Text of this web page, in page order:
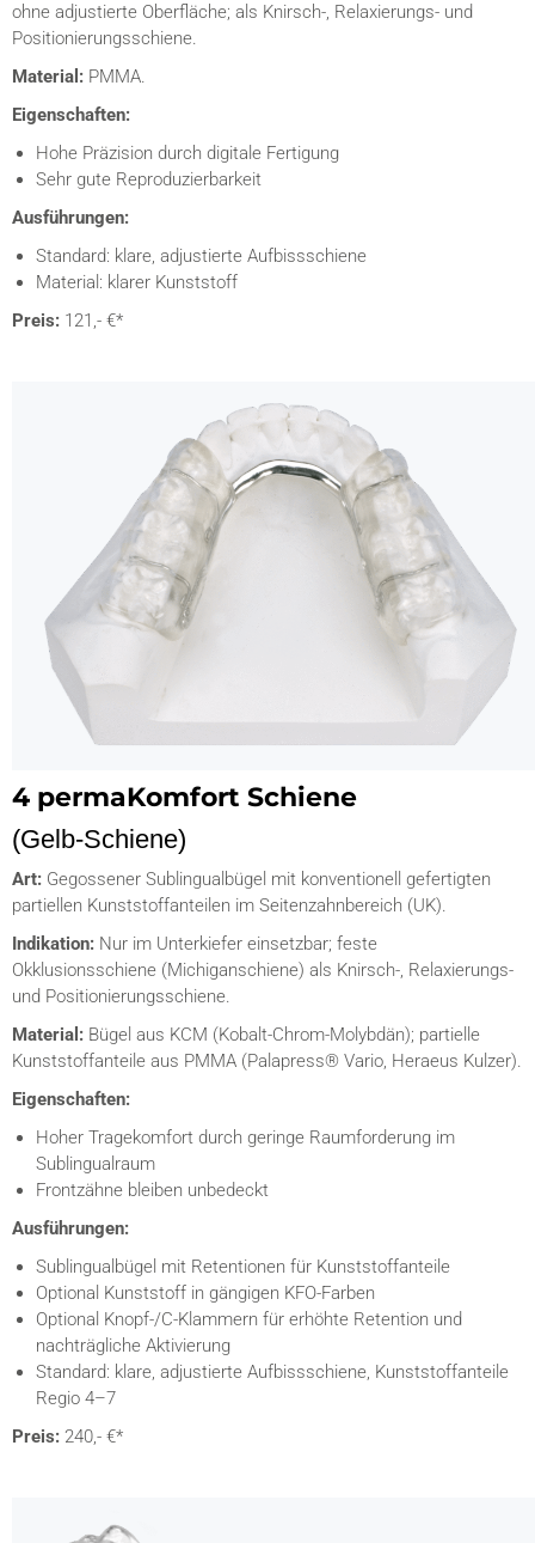
ohne adjustierte Oberfläche; als Knirsch-, Relaxierungs- und
Positionierungsschiene.
Material: PMMA.
Eigenschaften:
Hohe Präzision durch digitale Fertigung
Sehr gute Reproduzierbarkeit
Ausführungen:
Standard: klare, adjustierte Aufbissschiene
Material: klarer Kunststoff
Preis: 121,- €*
4 permaKomfort Schiene
(Gelb-Schiene)
Art: Gegossener Sublingualbügel mit konventionell gefertigten
partiellen Kunststoffanteilen im Seitenzahnbereich (UK).
Indikation: Nur im Unterkiefer einsetzbar; feste
Okklusionsschiene (Michiganschiene) als Knirsch-, Relaxierungs-
und Positionierungsschiene.
Material: Bügel aus KCM (Kobalt-Chrom-Molybdän); partielle
Kunststoffanteile aus PMMA (Palapress® Vario, Heraeus Kulzer).
Eigenschaften:
Hoher Tragekomfort durch geringe Raumforderung im
Sublingualraum
Frontzähne bleiben unbedeckt
Ausführungen:
Sublingualbügel mit Retentionen für Kunststoffanteile
Optional Kunststoff in gängigen KFO-Farben
Optional Knopf-/C-Klammern für erhöhte Retention und
nachträgliche Aktivierung
Standard: klare, adjustierte Aufbissschiene, Kunststoffanteile
Regio 4–7
Preis: 240,- €*